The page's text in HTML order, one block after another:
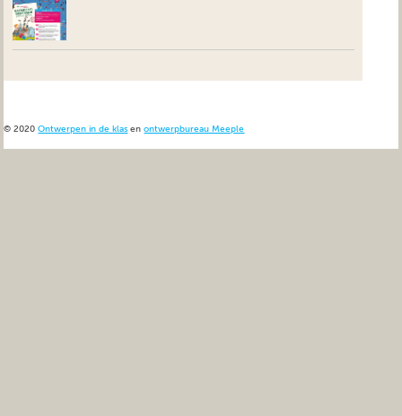
© 2020Ontwerpen in de klas enontwerpbureau Meeple